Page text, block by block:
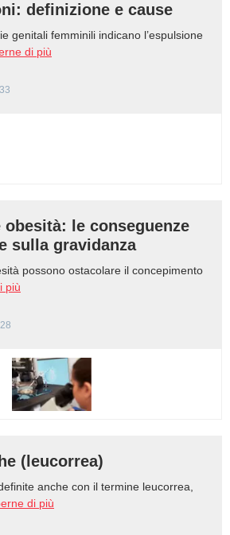
definizione e cause
genitali femminili indicano l’espulsione
di più
obesità: le conseguenze
sulla gravidanza
possono ostacolare il concepimento
più
(leucorrea)
anche con il termine leucorrea,
di più